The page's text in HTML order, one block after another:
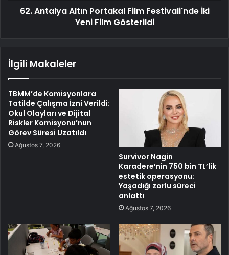
62. Antalya Altın Portakal Film Festivali'nde İki
Yeni Film Gösterildi
İlgili Makaleler
TBMM’de Komisyonlara
Tatilde Çalışma İzni Verildi:
Okul Olayları ve Dijital
Riskler Komisyonu’nun
Görev Süresi Uzatıldı
Ağustos 7, 2026
Survivor Nagin
Karadere’nin 750 bin TL’lik
estetik operasyonu:
Yaşadığı zorlu süreci
anlattı
Ağustos 7, 2026